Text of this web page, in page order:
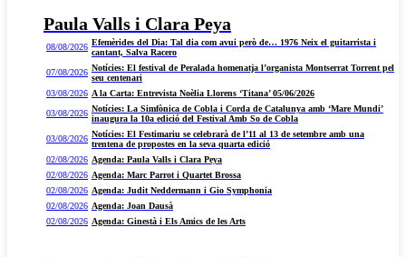
Paula Valls i Clara Peya
08/08/2026 Efemèrides del Dia: Tal dia com avui però de… 1976 Neix el guitarrista i
cantant, Salva Racero
07/08/2026 Notícies: El festival de Peralada homenatja l’organista Montserrat Torrent pel
seu centenari
03/08/2026 A la Carta: Entrevista Noèlia Llorens ‘Titana’ 05/06/2026
03/08/2026 Notícies: La Simfònica de Cobla i Corda de Catalunya amb ‘Mare Mundi’
inaugura la 10a edició del Festival Amb So de Cobla
03/08/2026 Notícies: El Festimariu se celebrarà de l’11 al 13 de setembre amb una
trentena de propostes en la seva quarta edició
02/08/2026 Agenda: Paula Valls i Clara Peya
02/08/2026 Agenda: Marc Parrot i Quartet Brossa
02/08/2026 Agenda: Judit Neddermann i Gio Symphonia
02/08/2026 Agenda: Joan Dausà
02/08/2026 Agenda: Ginestà i Els Amics de les Arts